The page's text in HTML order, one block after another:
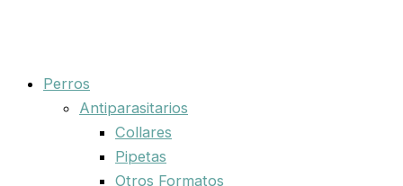
Perros
Antiparasitarios
Collares
Pipetas
Otros Formatos